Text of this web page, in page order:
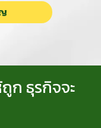
ถูก ธุรกิจจะ